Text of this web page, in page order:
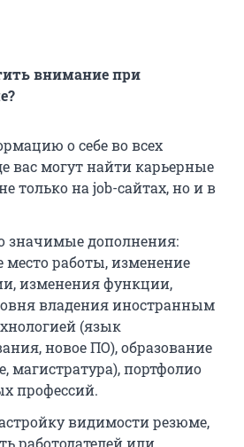
внимание при
о себе во всех
вас могут найти карьерные
только на job-сайтах, но и в
значимые дополнения:
место работы, изменение
изменения функции,
владения иностранным
(язык
новое ПО), образование
магистратура), портфолио
профессий.
видимости резюме,
работодателей или